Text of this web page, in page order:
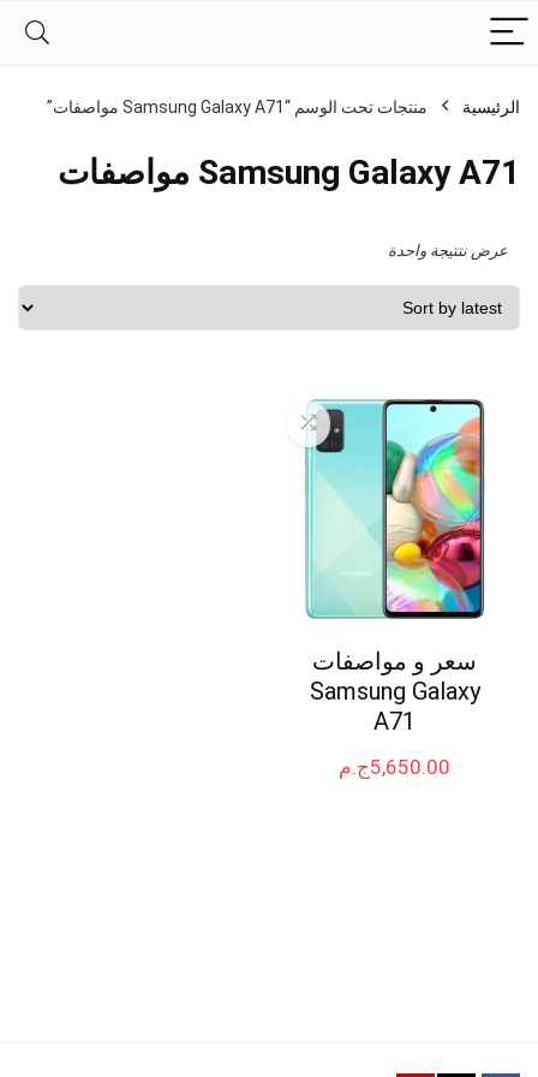
الرئيسية منتجات تحت الوسم “Samsung Galaxy A71 مواصفات”
Samsung Galaxy A71 مواصفات
عرض نتتيجة واحدة
سعر و مواصفات
Samsung Galaxy
A71
ج.م5,650.00